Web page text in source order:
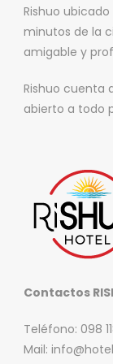
Rishuo
minutos de la
amigable y
Rishuo cuenta
abierto a todo
Contactos
Teléfono: 098
Mail: